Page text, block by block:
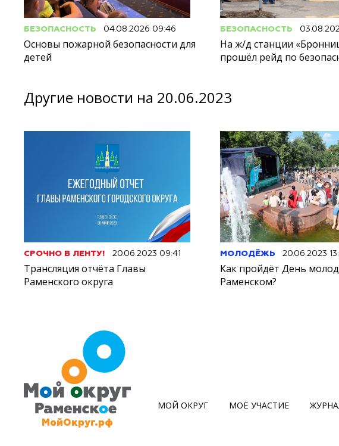
БЕЗОПАСНОСТЬ 04.08.2026 09:46
Основы пожарной безопасности для
детей
БЕЗОПАСНОСТЬ
На ж/д станции
прошёл рейд по
Другие новости на 20.06.2023
СРОЧНО В ЛЕНТУ! 20.06.2023 09:41
Трансляция отчёта Главы
Раменского округа
МОЛОДЁЖЬ 20.06.2023
Как пройдёт День
Раменском?
МойОкруг.рф
МОЙ ОКРУГ МОЁ УЧАСТИЕ